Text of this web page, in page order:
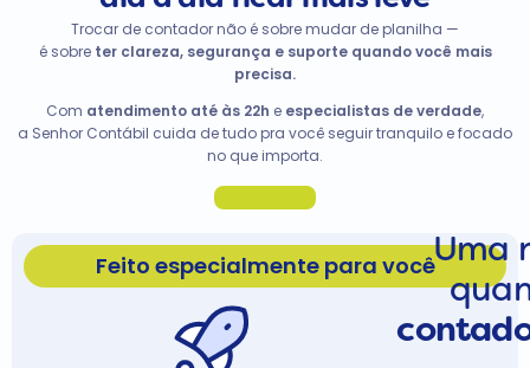
Trocar de contador não é sobre mudar de planilha —
é sobreter clareza, segurança e suporte quando você mais
precisa.
Com atendimento até às 22h e especialistas de verdade,
a Senhor Contábil cuida de tudo pra você seguir tranquilo e focado
no que importa.
Feito especialmente para vocêUma